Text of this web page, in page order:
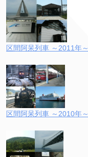
区間阿呆列車 ～2011年～
区間阿呆列車 ～2010年～